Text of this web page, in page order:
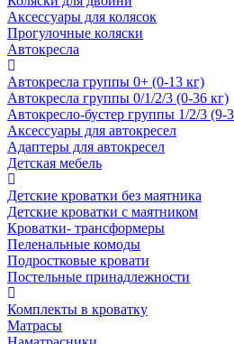
Аксессуары для колясок
Прогулочные коляски
Автокресла
Автокресла группы 0+ (0-13 кг)
Автокресла группы 0/1/2/3 (0-36 кг)
Автокресло-бустер группы 1/2/3 (9-
Аксессуары для автокресел
Адаптеры для автокресел
Детская мебель
Детские кроватки без маятника
Детские кроватки с маятником
Кроватки- трансформеры
Пеленальные комоды
Подростковые кровати
Постельные принадлежности
Комплекты в кроватку
Матрасы